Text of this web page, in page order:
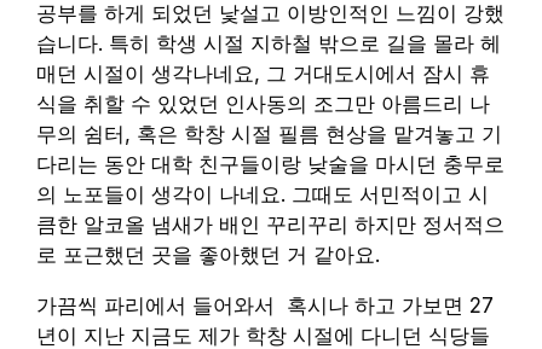
공부를 하게 되었던 낯설고 이방인적인 느낌이 강했
습니다. 특히 학생 시절 지하철 밖으로 길을 몰라 헤
매던 시절이 생각나네요, 그 거대도시에서 잠시 휴
식을 취할 수 있었던 인사동의 조그만 아름드리 나
무의 쉼터, 혹은 학창 시절 필름 현상을 맡겨놓고 기
다리는 동안 대학 친구들이랑 낮술을 마시던 충무로
의 노포들이 생각이 나네요. 그때도 서민적이고 시
큼한 알코올 냄새가 배인 꾸리꾸리 하지만 정서적으
로 포근했던 곳을 좋아했던 거 같아요.
가끔씩 파리에서 들어와서 혹시나 하고 가보면 27
년이 지난 지금도 제가 학창 시절에 다니던 식당들